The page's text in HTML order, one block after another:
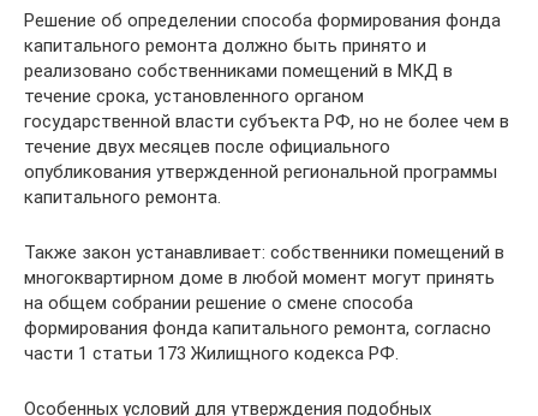
Решение об определении способа формирования фонда
капитального ремонта должно быть принято и
реализовано собственниками помещений в МКД в
течение срока, установленного органом
государственной власти субъекта РФ, но не более чем в
течение двух месяцев после официального
опубликования утвержденной региональной программы
капитального ремонта.
Также закон устанавливает: собственники помещений в
многоквартирном доме в любой момент могут принять
на общем собрании решение о смене способа
формирования фонда капитального ремонта, согласно
части 1 статьи 173 Жилищного кодекса РФ.
Особенных условий для утверждения подобных